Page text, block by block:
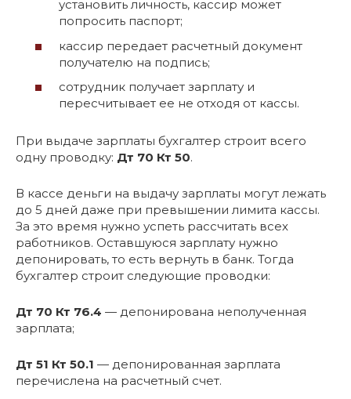
установить личность, кассир может
попросить паспорт;
кассир передает расчетный документ
получателю на подпись;
сотрудник получает зарплату и
пересчитывает ее не отходя от кассы.
При выдаче зарплаты бухгалтер строит всего
одну проводку: Дт 70 Кт 50.
В кассе деньги на выдачу зарплаты могут лежать
до 5 дней даже при превышении лимита кассы.
За это время нужно успеть рассчитать всех
работников. Оставшуюся зарплату нужно
депонировать, то есть вернуть в банк. Тогда
бухгалтер строит следующие проводки:
Дт 70 Кт 76.4 — депонирована неполученная
зарплата;
Дт 51 Кт 50.1 — депонированная зарплата
перечислена на расчетный счет.